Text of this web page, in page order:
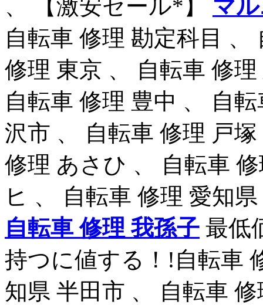
、 【激安セール*】 マ
自転車 修理 勘定科目
修理 東京 、 自転車 修
自転車 修理 豊中 、 自
沢市 、 自転車 修理 戸
修理 あさひ 、 自転車
ヒ 、 自転車 修理 愛知
自転車 修理 我孫子 最低
持つに値する！!自転車
知県 半田市 、 自転車